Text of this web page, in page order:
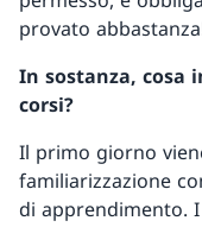
provato
In sostanza, cosa
corsi?
Il primo giorno
familiarizzazione
di apprendimento.